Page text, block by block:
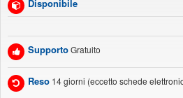
Disponibile
SupportoGratuito
Reso 14 giorni (eccetto schede